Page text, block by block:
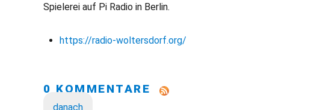
Spielerei auf Pi Radio in Berlin.
https://radio-woltersdorf.org/
0 KOMMENTARE
danach